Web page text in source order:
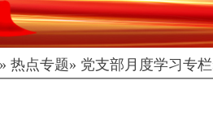
» 热点专题» 党支部月度学习专栏